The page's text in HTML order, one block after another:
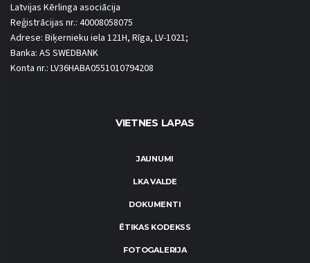
Latvijas Kērlinga asociācija
Reģistrācijas nr.: 40008058075
Adrese: Biķernieku iela 121H, Rīga, LV-1021;
Banka: AS SWEDBANK
Konta nr.: LV36HABA0551010794208
VIETNES LAPAS
JAUNUMI
LKA VALDE
DOKUMENTI
ĒTIKAS KODEKSS
FOTOGALERIJA